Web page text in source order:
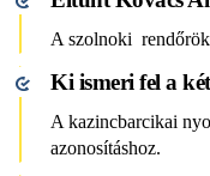
A szolnoki rendőrök
Ki ismeri fel a
A kazincbarcikai
azonosításhoz.